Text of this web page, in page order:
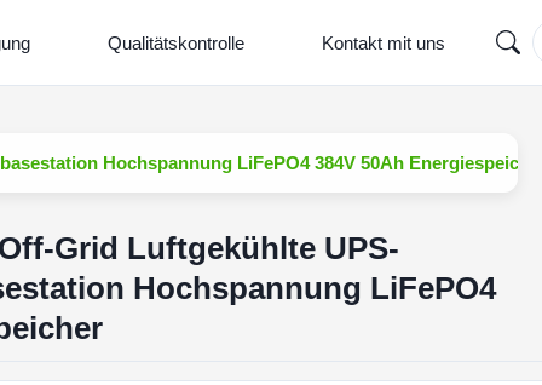
Qualitätskontrolle Kontakt mit uns
Hochspannung LiFePO4 384V 50Ah
Grid Luftgekühlte UPS-
Hochspannung LiFePO4